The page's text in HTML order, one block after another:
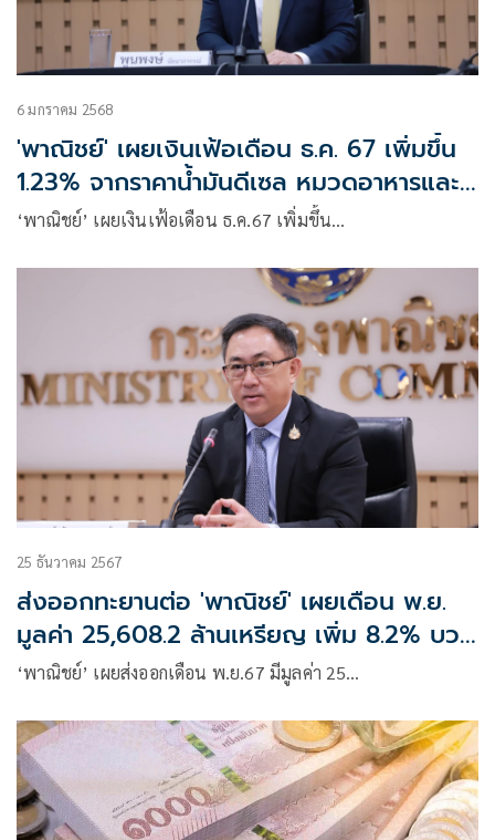
6 มกราคม 2568
'พาณิชย์' เผยเงินเฟ้อเดือน ธ.ค. 67 เพิ่มขึ้น
1.23% จากราคาน้ำมันดีเซล หมวดอาหารและ
เครื่องดื่ม
‘พาณิชย์’ เผยเงินเฟ้อเดือน ธ.ค.67 เพิ่มขึ้น…
25 ธันวาคม 2567
ส่งออกทะยานต่อ 'พาณิชย์' เผยเดือน พ.ย.
มูลค่า 25,608.2 ล้านเหรียญ เพิ่ม 8.2% บวก
5 เดือนติด
‘พาณิชย์’ เผยส่งออกเดือน พ.ย.67 มีมูลค่า 25…